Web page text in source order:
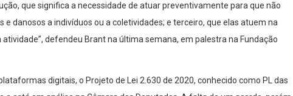
que significa a necessidade de atuar preventivamente para que não
e danosos a indivíduos ou a coletividades; e terceiro, que elas atuem na
defendeu Brant na última semana, em palestra na Fundação
digitais, o Projeto de Lei 2.630 de 2020, conhecido como PL das